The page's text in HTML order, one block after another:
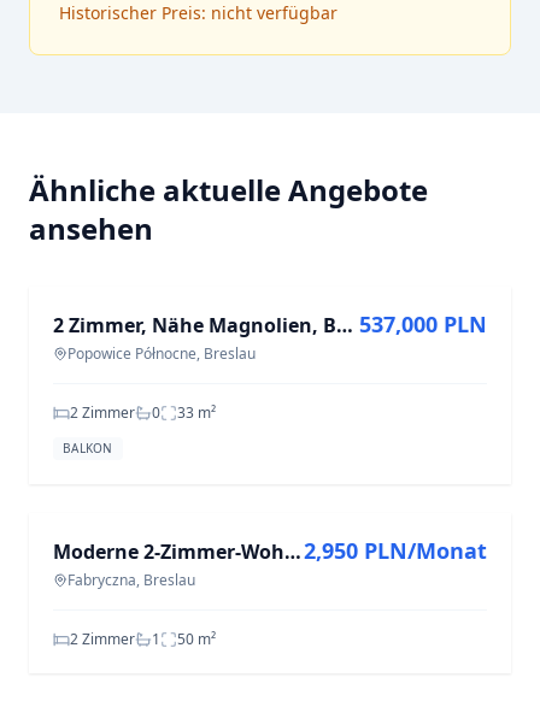
Historischer Preis: nicht verfügbar
Ähnliche aktuelle Angebote
ansehen
2 Zimmer, Nähe Magnolien, Balkon, Aufzug, Sofort verfügbar
Popowice Północne, Breslau
537,000 PLN
2 Zimmer 0 33 m²
BALKON
Moderne 2-Zimmer-Wohnung in Fabryczna, 50 m²
Fabryczna, Breslau
2,950 PLN/Monat
2 Zimmer 1 50 m²